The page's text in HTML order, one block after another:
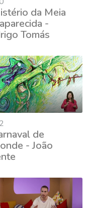
da Meia
-
Tomás
de
- João